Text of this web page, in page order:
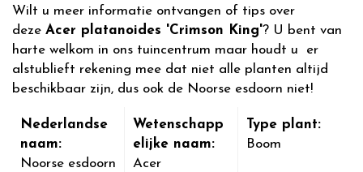
Wilt u meer informatie ontvangen of tips over
deze Acer platanoides 'Crimson King'? U bent van
harte welkom in ons tuincentrum maar houdt u er
alstublieft rekening mee dat niet alle planten altijd
beschikbaar zijn, dus ook de Noorse esdoorn niet!
Nederlandse
naam:
Noorse esdoorn
Wetenschapp
elijke naam:
Acer
Type plant:
Boom